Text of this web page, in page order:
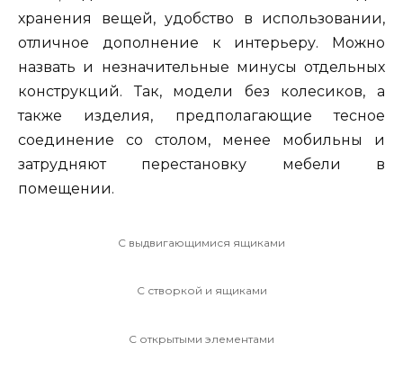
хранения вещей, удобство в использовании,
отличное дополнение к интерьеру. Можно
назвать и незначительные минусы отдельных
конструкций. Так, модели без колесиков, а
также изделия, предполагающие тесное
соединение со столом, менее мобильны и
затрудняют перестановку мебели в
помещении.
С выдвигающимися ящиками
С створкой и ящиками
С открытыми элементами